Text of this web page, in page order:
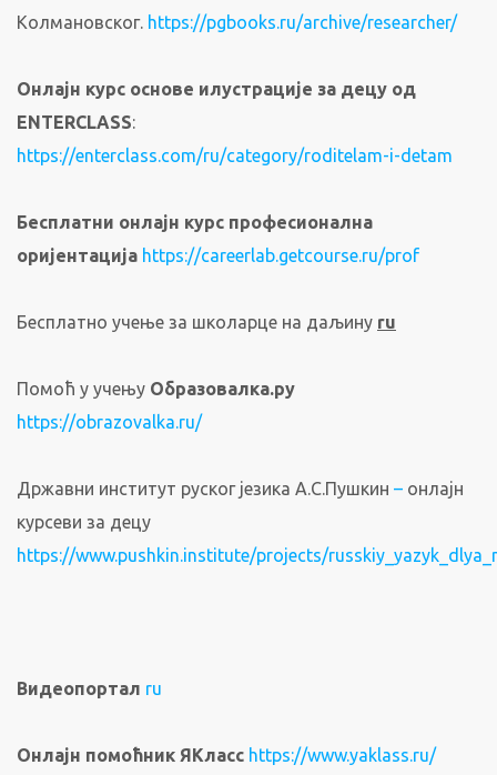
Колмановског. https://pgbooks.ru/archive/researcher/
Онлајн курс основе илустрације за децу од
ENTERCLASS:
https://enterclass.com/ru/category/roditelam-i-detam
Бесплатни онлајн курс професионална
оријентација https://careerlab.getcourse.ru/prof
Бесплатно учење за школарце на даљину ru
Помоћ у учењу Образовалка.ру
https://obrazovalka.ru/
Државни институт руског језика А.С.Пушкин – онлајн
курсеви за децу
https://www.pushkin.institute/projects/
Видеопортал ru
Онлајн помоћник ЯКласс https://www.yaklass.ru/